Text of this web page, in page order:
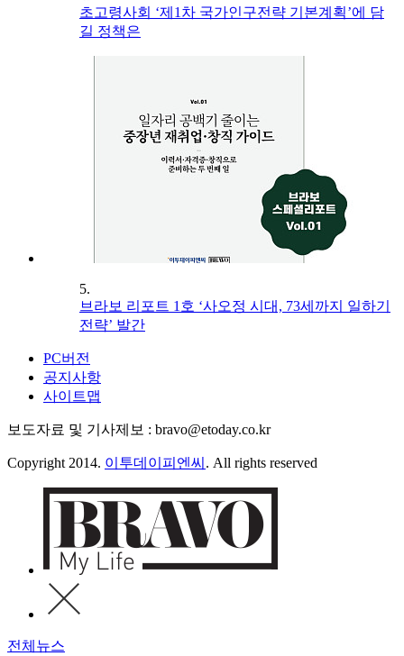
초고령사회 ‘제1차 국가인구전략 기본계획’에 담
길 정책은
5.
브라보 리포트 1호 ‘사오정 시대, 73세까지 일하기
전략’ 발간
PC버전
공지사항
사이트맵
보도자료 및 기사제보 : bravo@etoday.co.kr
Copyright 2014. 이투데이피엔씨 . All rights reserved
전체뉴스